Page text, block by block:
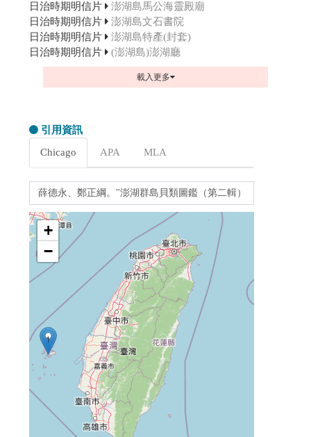
日治時期明信片 澎湖島馬公海靈殿廟
日治時期明信片 澎湖島文石書院
日治時期明信片 澎湖島特產(封套)
日治時期明信片 (澎湖島)澎湖廳
載入更多
引用資訊
Chicago
APA MLA
1
+
−